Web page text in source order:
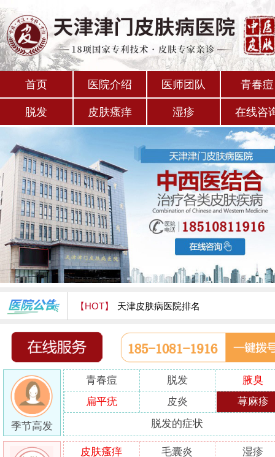
首页 医院介绍 医师团队 青春痘
脱发 皮肤瘙痒 湿疹 在线咨
【HOT】 天津皮肤病医院排名
天津津门皮肤病医院怎么样
季节高发
青春痘 脱发
腋臭
扁平疣
皮炎 荨麻疹
脱发的症状
皮肤瘙痒 毛囊炎
湿疹